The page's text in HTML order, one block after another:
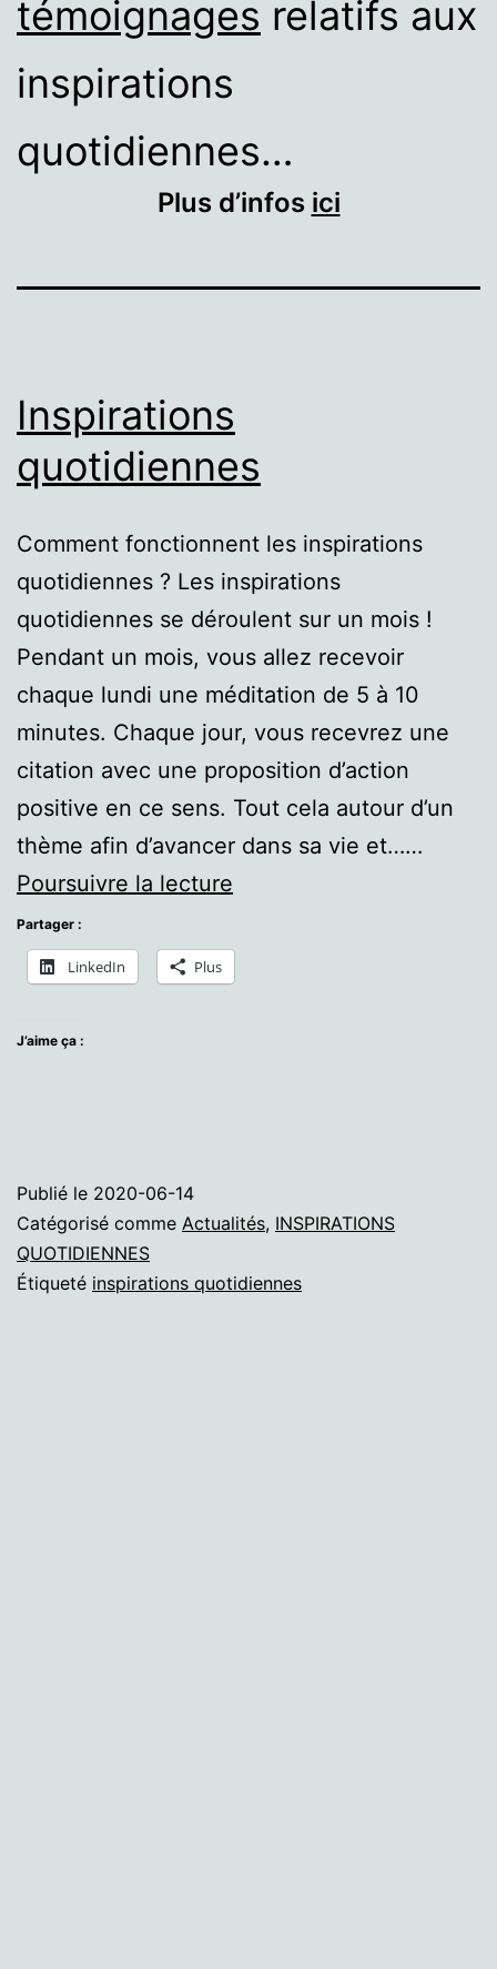
témoignages relatifs aux
inspirations
quotidiennes…
Plus d’infos ici
Inspirations
quotidiennes
Comment fonctionnent les inspirations
quotidiennes ? Les inspirations
quotidiennes se déroulent sur un mois !
Pendant un mois, vous allez recevoir
chaque lundi une méditation de 5 à 10
minutes. Chaque jour, vous recevrez une
citation avec une proposition d’action
positive en ce sens. Tout cela autour d’un
thème afin d’avancer dans sa vie et……
Poursuivre la lecture
Partager :
LinkedIn Plus
J’aime ça :
Publié le 2020-06-14
Catégorisé comme Actualités, INSPIRATIONS
QUOTIDIENNES
Étiqueté inspirations quotidiennes